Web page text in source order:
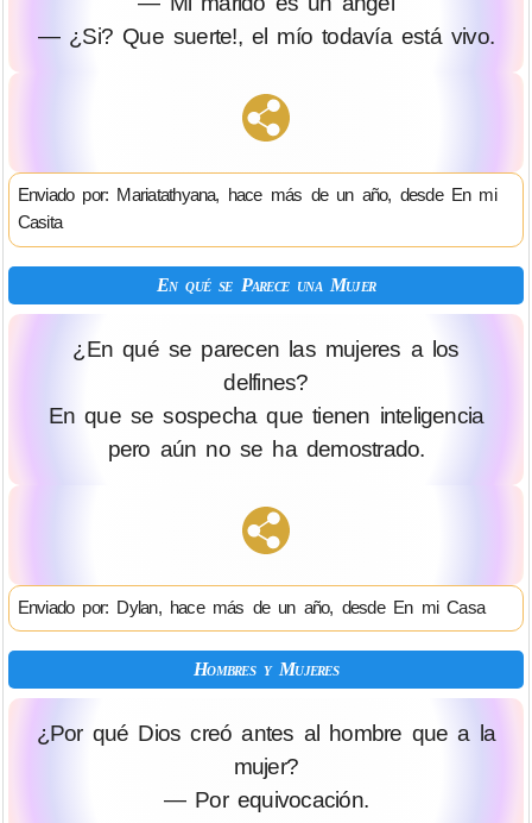
— ¿Si? Que suerte!, el mío todavía está vivo.
Enviado por: Mariatathyana, hace más de un año, desde En mi
Casita
En qué se Parece una Mujer
¿En qué se parecen las mujeres a los
delfines?
En que se sospecha que tienen inteligencia
pero aún no se ha demostrado.
Enviado por: Dylan, hace más de un año, desde En mi Casa
Hombres y Mujeres
¿Por qué Dios creó antes al hombre que a la
mujer?
— Por equivocación.